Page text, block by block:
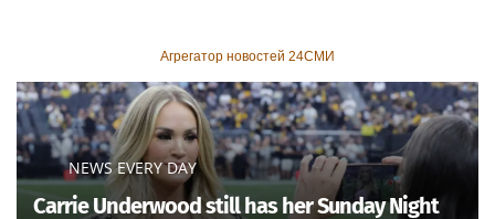
Агрегатор новостей 24СМИ
NEWS EVERY DAY
Carrie Underwood still has her Sunday Night